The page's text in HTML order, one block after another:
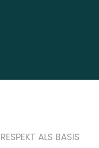
RESPEKT ALS BASIS